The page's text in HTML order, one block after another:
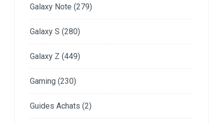
Galaxy Note (279)
Galaxy S (280)
Galaxy Z (449)
Gaming (230)
Guides Achats (2)